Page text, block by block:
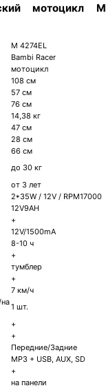
мотоцикл M
М 4274EL
Bambi Racer
мотоцикл
108 см
57 см
76 см
14,38 кг
47 см
28 см
66 см
до 30 кг
от 3 лет
2*35W / 12V / RPM17000
12V9AH
+
12V/1500mA
8-10 ч
+
тумблер
+
7 км/ч
1 шт.
+
+
Передние/Задние
MP3 + USB, AUX, SD
+
на панели